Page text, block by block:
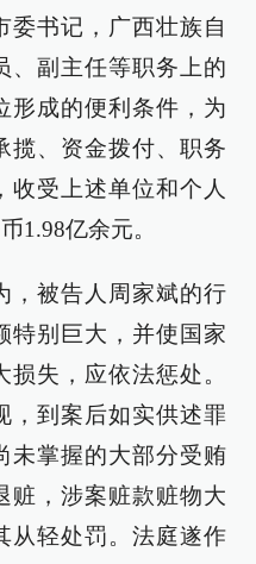
委书记，广西壮族自
、副主任等职务上的
形成的便利条件，为
揽、资金拨付、职务
收受上述单位和个人
1.98亿余元。
，被告人周家斌的行
特别巨大，并使国家
失，应依法惩处。
，到案后如实供述罪
未掌握的大部分受贿
赃，涉案赃款赃物大
从轻处罚。法庭遂作